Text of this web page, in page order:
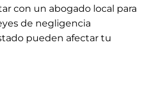
con un abogado local para
de negligencia
pueden afectar tu